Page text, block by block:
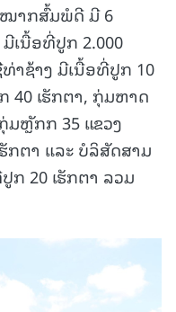
ໝາກສົ້ມພໍດີ ມີ 6
ເນື້ອທີ່ປູກ 2.000
າຊ້າງ ມີເນື້ອທີ່ປູກ 10
40 ເຮັກຕາ, ກຸ່ມຫາດ
ມຫຼັກກ 35 ແຂວງ
ກຕາ ແລະ ບໍລິສັດສາມ
ກ 20 ເຮັກຕາ ລວມ